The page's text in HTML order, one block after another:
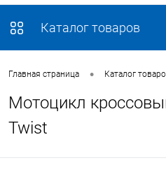
Каталог товаров
Главная страница • Каталог
Мотоцикл
Twist